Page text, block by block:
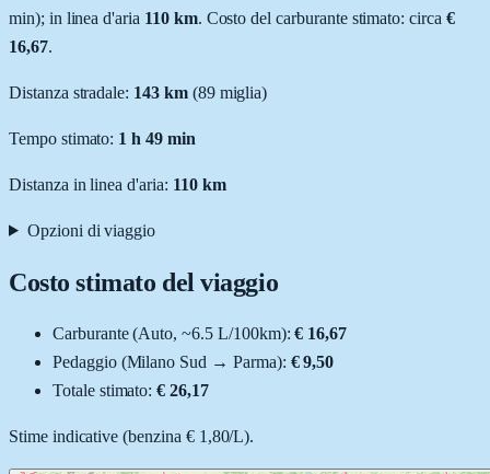
min); in linea d'aria 110km. Costo del carburante stimato: circa €
16,67.
Distanza stradale: 143km (89miglia)
Tempo stimato: 1 h 49 min
Distanza in linea d'aria: 110km
Opzioni di viaggio
Costo stimato del viaggio
Carburante (Auto, ~6.5 L/100km): € 16,67
Pedaggio (Milano Sud → Parma): € 9,50
Totale stimato:€ 26,17
Stime indicative (benzina € 1,80/L).